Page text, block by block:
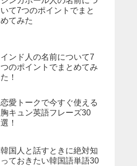
いて7つのポイントでまと
めてみた
インド人の名前について7
つのポイントでまとめてみ
た！
恋愛トークで今すぐ使える
胸キュン英語フレーズ30
選！
韓国人と話すときに絶対知
っておきたい韓国語単語30